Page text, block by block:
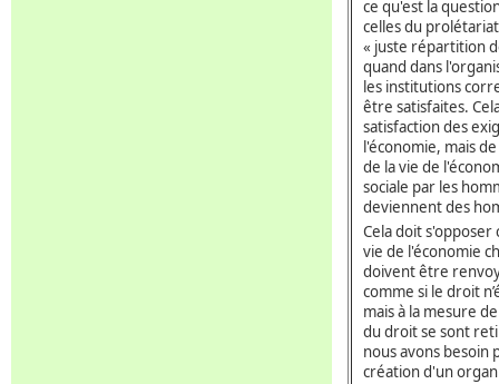
ce qu'est la
celles du
« juste répartition
quand dans
les institutions
être satisfaites.
satisfaction des
l'économie, mais
de la vie de
sociale par les
deviennent des
Cela doit
vie de l'économie
doivent être
comme si le droit
mais à la mesure
du droit se sont
nous avons
création d'un